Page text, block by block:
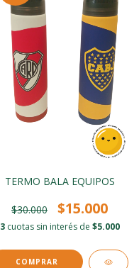
TERMO BALA EQUIPOS
$30.000 $15.000
3 cuotas sin interés de $5.000
COMPRAR